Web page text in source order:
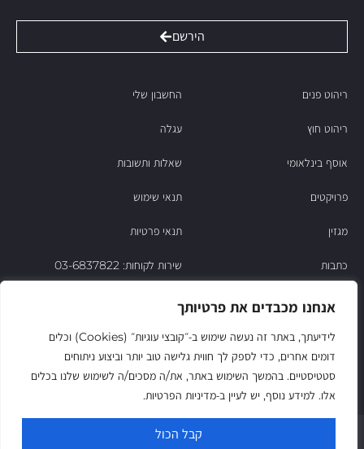
אנחנו מכבדים את פרטיותך
לידיעתך, באתר זה נעשה שימוש ב‑״קובצי עוגיות״ (Cookies) וכלים
דומים אחרים, כדי לספק לך חווית גלישה טוב יותר וביצוע ניתוחים
סטטיסטיים. בהמשך השימוש באתר, את/ה מסכים/ה לשימוש שלנו בכלים
אלו. למידע נוסף, יש לעיין ב‑מדיניות הפרטיות.
קבל הכול
הירשם
ריהוט פנים
ריהוט חוץ
אוסף בינלאומי
פרויקטים
מגזין
כתבות
צור קשר
החשבון שלי
עגלה
שאלות ותשובות
תנאי שימוש
תנאי פרטיות
שירות לקוחות: 03-6837822